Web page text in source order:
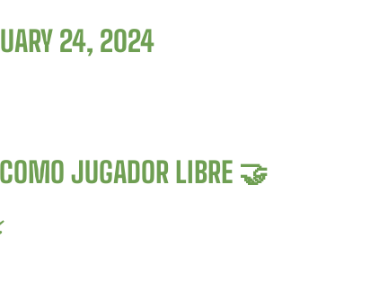
24, 2024
JUGADOR LIBRE 🤝